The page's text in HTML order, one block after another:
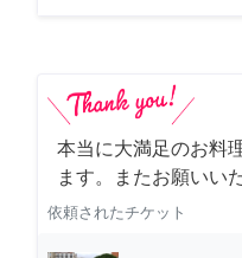
本当に大満足のお料
ます。またお願いい
依頼されたチケット